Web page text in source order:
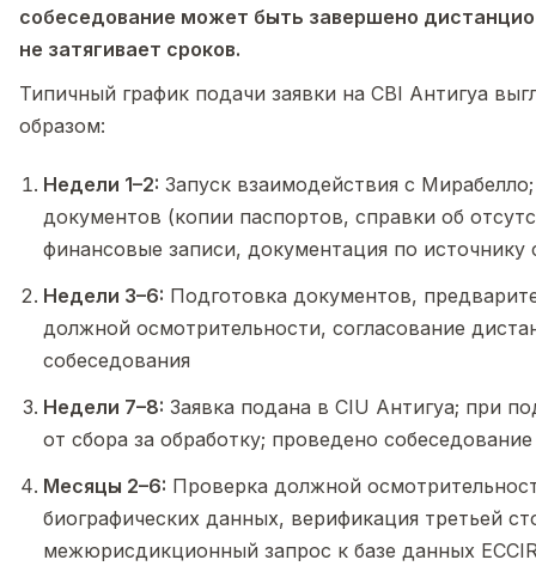
собеседование может быть завершено
не затягивает сроков.
Типичный график подачи заявки на CBI Антигуа
образом:
Недели 1–2: Запуск взаимодействия с
документов (копии паспортов, справки об
финансовые записи, документация по источнику
Недели 3–6: Подготовка документов,
должной осмотрительности, согласование
собеседования
Недели 7–8: Заявка подана в CIU Антигуа; при
от сбора за обработку; проведено собеседование
Месяцы 2–6: Проверка должной
биографических данных, верификация третьей
межюрисдикционный запрос к базе данных